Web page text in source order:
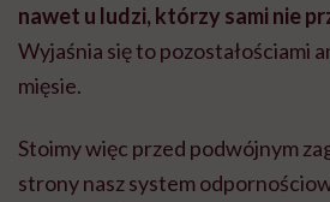
nawet u ludzi, którzy sami nie
Wyjaśnia się to pozostałościami
mięsie.
Stoimy więc przed podwójnym
strony nasz system